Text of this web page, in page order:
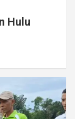
Hulu